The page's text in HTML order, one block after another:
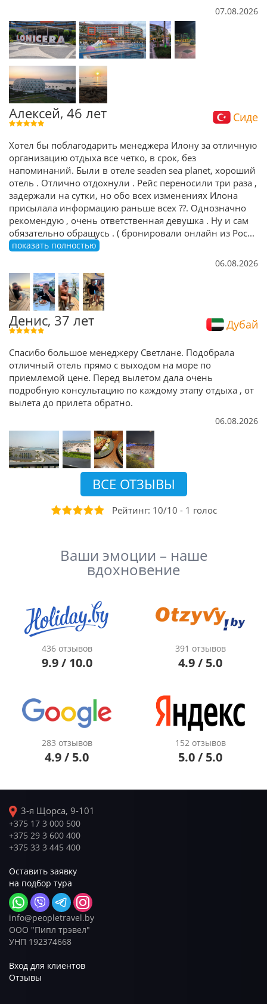
07.08.2026
Алексей, 46 лет Сиде
Хотел бы поблагодарить менеджера Илону за отличную
организацию отдыха все четко, в срок, без
напоминаний. Были в отеле seaden sea planet, хороший
отель . Отлично отдохнули . Рейс переносили три раза ,
задержали на сутки, но обо всех изменениях Илона
присылала информацию раньше всех ??. Однозначно
рекомендую , очень ответственная девушка . Ну и сам
обязательно обращусь . ( бронировали онлайн из Рос...
показать полностью
06.08.2026
Денис, 37 лет Дубай
Спасибо большое менеджеру Светлане. Подобрала
отличный отель прямо с выходом на море по
приемлемой цене. Перед вылетом дала очень
подробную консультацию по каждому этапу отдыха , от
вылета до прилета обратно.
06.08.2026
ВСЕ ОТЗЫВЫ
Рейтинг: 10/10 - 1 голоc
Ваши эмоции – наше
вдохновение
436 отзывов
9.9 / 10.0
391 отзывов
4.9 / 5.0
283 отзывов
4.9 / 5.0
152 отзывов
5.0 / 5.0
3-я Щорса, 9-101
+375 17 3 000 500
+375 29 3 600 400
+375 33 3 445 400
Оставить заявку
на подбор тура
info@peopletravel.by
ООО "Пипл трэвел"
УНП 192374668
Вход для клиентов
Отзывы